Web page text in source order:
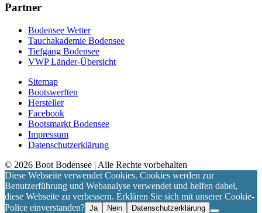
Partner
Bodensee Wetter
Tauchakademie Bodensee
Tiefgang Bodensee
VWP Länder-Übersicht
Sitemap
Bootswerften
Hersteller
Facebook
Bootsmarkt Bodensee
Impressum
Datenschutzerklärung
© 2026 Boot Bodensee | Alle Rechte vorbehalten
Diese Webseite verwendet Cookies. Cookies werden zur
Benutzerführung und Webanalyse verwendet und helfen dabei,
diese Webseite zu verbessern. Erklären Sie sich mit unserer Cookie-
Police einverstanden? Ja Nein Datenschutzerklärung